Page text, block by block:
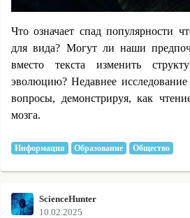
Что означает спад популярности
для вида? Могут ли наши
вместо текста изменить
эволюцию? Недавнее исследование
вопросы, демонстрируя, как
мозга.
Информация Образование Общество
ScienceHunter
10.02.2025